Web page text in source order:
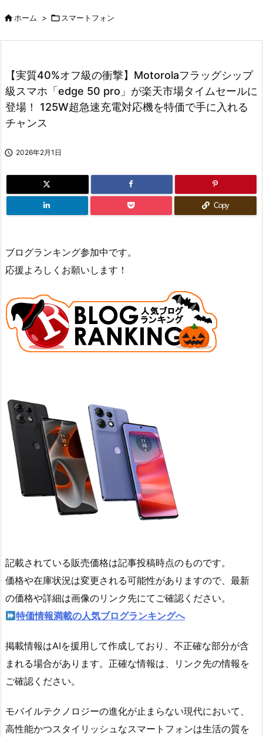
ホーム >  スマートフォン
【実質40%オフ級の衝撃】Motorolaフラッグシップ
級スマホ「edge 50 pro」が楽天市場タイムセールに
登場！ 125W超急速充電対応機を特価で手に入れる
チャンス
 2026年2月1日
Copy
ブログランキング参加中です。
応援よろしくお願いします！
記載されている販売価格は記事投稿時点のものです。
価格や在庫状況は変更される可能性がありますので、最新
の価格や詳細は画像のリンク先にてご確認ください。
特価情報満載の人気ブログランキングへ
掲載情報はAIを援用して作成しており、不正確な部分が含
まれる場合があります。正確な情報は、リンク先の情報を
ご確認ください。
モバイルテクノロジーの進化が止まらない現代において、
高性能かつスタイリッシュなスマートフォンは生活の質を